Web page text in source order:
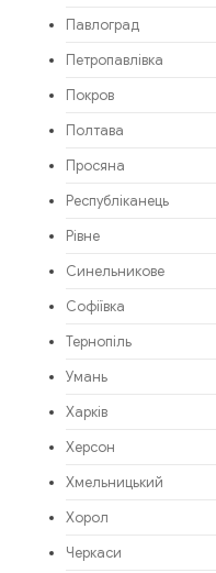
Павлоград
Петропавлівка
Покров
Полтава
Просяна
Республіканець
Рівне
Синельникове
Софіївка
Тернопіль
Умань
Харків
Херсон
Хмельницький
Хорол
Черкаси